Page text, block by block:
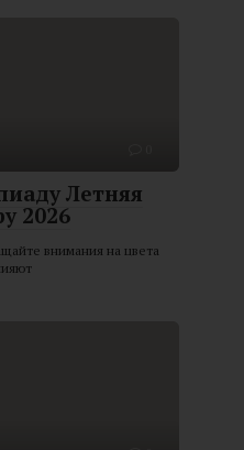
Летняя
2026
внимания на цвета